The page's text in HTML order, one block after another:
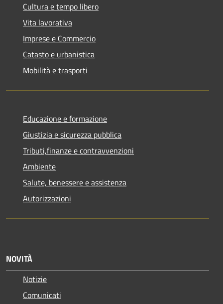
Cultura e tempo libero
Vita lavorativa
Imprese e Commercio
Catasto e urbanistica
Mobilità e trasporti
Educazione e formazione
Giustizia e sicurezza pubblica
Tributi,finanze e contravvenzioni
Ambiente
Salute, benessere e assistenza
Autorizzazioni
NOVITÀ
Notizie
Comunicati